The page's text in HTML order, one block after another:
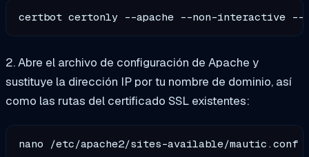
certbot certonly --apache --non-interactive
2. Abre el archivo de configuración de Apache y
sustituye la dirección IP por tu nombre de dominio, así
como las rutas del certificado SSL existentes: